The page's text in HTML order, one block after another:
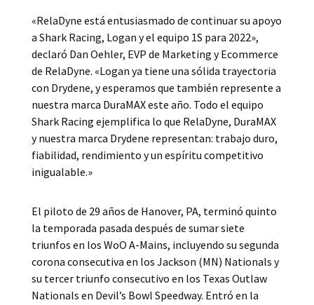
«RelaDyne está entusiasmado de continuar su apoyo
a Shark Racing, Logan y el equipo 1S para 2022»,
declaró Dan Oehler, EVP de Marketing y Ecommerce
de RelaDyne. «Logan ya tiene una sólida trayectoria
con Drydene, y esperamos que también represente a
nuestra marca DuraMAX este año. Todo el equipo
Shark Racing ejemplifica lo que RelaDyne, DuraMAX
y nuestra marca Drydene representan: trabajo duro,
fiabilidad, rendimiento y un espíritu competitivo
inigualable.»
El piloto de 29 años de Hanover, PA, terminó quinto
la temporada pasada después de sumar siete
triunfos en los WoO A-Mains, incluyendo su segunda
corona consecutiva en los Jackson (MN) Nationals y
su tercer triunfo consecutivo en los Texas Outlaw
Nationals en Devil’s Bowl Speedway. Entró en la